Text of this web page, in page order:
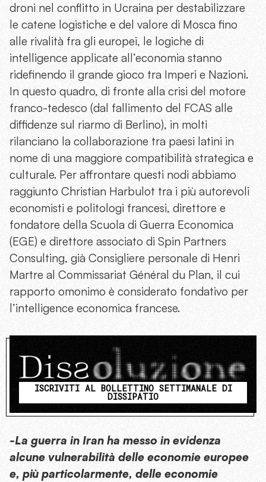
droni nel conflitto in Ucraina per destabilizzare
le catene logistiche e del valore di Mosca fino
alle rivalità fra gli europei, le logiche di
intelligence applicate all’economia stanno
ridefinendo il grande gioco tra Imperi e Nazioni.
In questo quadro, di fronte alla crisi del motore
franco-tedesco (dal fallimento del FCAS alle
diffidenze sul riarmo di Berlino), in molti
rilanciano la collaborazione tra paesi latini in
nome di una maggiore compatibilità strategica e
culturale. Per affrontare questi nodi abbiamo
raggiunto Christian Harbulot tra i più autorevoli
economisti e politologi francesi, direttore e
fondatore della Scuola di Guerra Economica
(EGE) e direttore associato di Spin Partners
Consulting, già Consigliere personale di Henri
Martre al Commissariat Général du Plan, il cui
rapporto omonimo è considerato fondativo per
l’intelligence economica francese.
ISCRIVITI AL BOLLETTINO SETTIMANALE DI
DISSIPATIO
-La guerra in Iran ha messo in evidenza
alcune vulnerabilità delle economie europee
e, più particolarmente, delle economie